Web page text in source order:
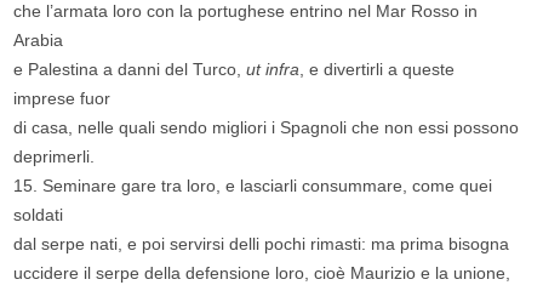
che l’armata loro con la portughese entrino nel Mar Rosso in
Arabia
e Palestina a danni del Turco,ut infra, e divertirli a queste
imprese fuor
di casa, nelle quali sendo migliori i Spagnoli che non essi possono
deprimerli.
15. Seminare gare tra loro, e lasciarli consummare, come quei
soldati
dal serpe nati, e poi servirsi delli pochi rimasti: ma prima bisogna
uccidere il serpe della defensione loro, cioè Maurizio e la unione,